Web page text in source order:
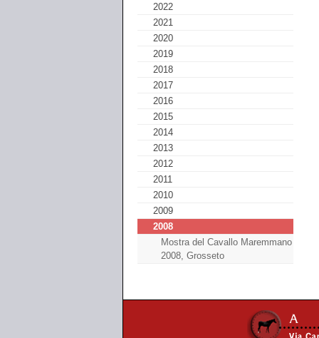
2022
2021
2020
2019
2018
2017
2016
2015
2014
2013
2012
2011
2010
2009
2008
Mostra del Cavallo Maremmano
2008, Grosseto